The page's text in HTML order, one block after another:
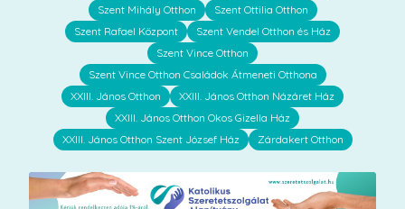
Szent Mihály Otthon
Szent Ottilia Otthon
Szent Rafael Központ
Szent Vendel Otthon és Ház
Szent Vince Otthon
Szent Vince Otthon Családok Átmeneti Otthona
XXIII. János Otthon
XXIII. János Otthon Názáret Ház
XXIII. János Otthon Okos Gizella Ház
XXIII. János Otthon Szent József Ház
Zárdakert Otthon